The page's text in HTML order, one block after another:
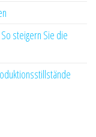
steigern Sie die